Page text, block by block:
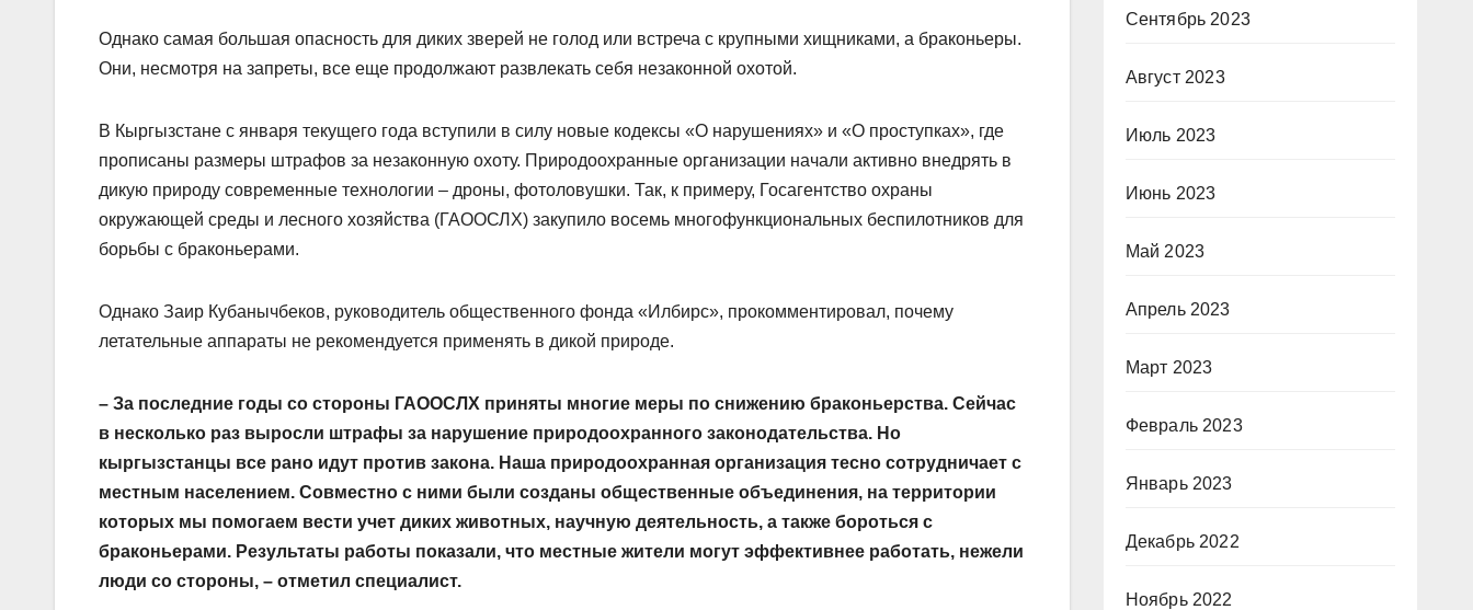
Однако самая большая опасность для диких зверей не голод или встреча с крупными хищниками, а браконьеры.
Они, несмотря на запреты, все еще продолжают развлекать себя незаконной охотой.
В Кыргызстане с января текущего года вступили в силу новые кодексы «О нарушениях» и «О проступках», где
прописаны размеры штрафов за незаконную охоту. Природоохранные организации начали активно внедрять в
дикую природу современные технологии – дроны, фотоловушки. Так, к примеру, Госагентство охраны
окружающей среды и лесного хозяйства (ГАООСЛХ) закупило восемь многофункциональных беспилотников для
борьбы с браконьерами.
Однако Заир Кубанычбеков, руководитель общественного фонда «Илбирс», прокомментировал, почему
летательные аппараты не рекомендуется применять в дикой природе.
– За последние годы со стороны ГАООСЛХ приняты многие меры по снижению браконьерст­ва. Сейчас
в несколько раз выросли штрафы за нарушение природоохранного законодательства. Но
кыргызстанцы все рано идут против закона. Наша природоохранная организация тесно сотрудничает с
местным населением. Совместно с ними были созданы общественные объединения, на территории
которых мы помогаем вести учет диких животных, научную деятельность, а также бороться с
браконьерами. Результаты работы показали, что местные жители могут эффективнее работать, нежели
люди со стороны, – отметил специалист.
Сентябрь 2023
Август 2023
Июль 2023
Июнь 2023
Май 2023
Апрель 2023
Март 2023
Февраль 2023
Январь 2023
Декабрь 2022
Ноябрь 2022